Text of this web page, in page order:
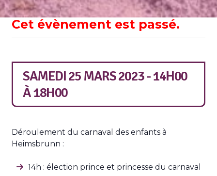
Cet évènement est passé.
SAMEDI 25 MARS 2023 - 14H00
À18H00
Déroulement du carnaval des enfants à
Heimsbrunn :
14h : élection prince et princesse du carnaval